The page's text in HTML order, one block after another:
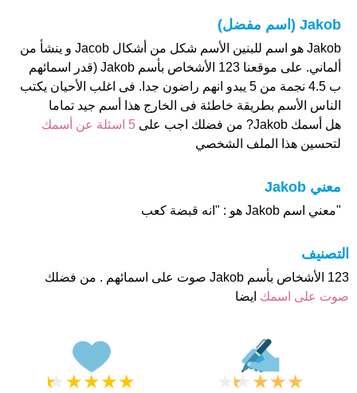
Jakob (اسم مفضل)
Jakob هو اسم للبنين الأسم شكل من أشكال Jacob و ينشأ من
ألماني. على موقعنا 123 الأشخاص بأسم Jakob (قدر اسمائهم
ب 4.5 نجمة من 5 يبدو انهم راضون جدا. فى اغلب الأحيان يكتب
الناس الأسم بطريقة خاطئة فى الخارج هذا أسم جيد تماما
هل أسمك Jakob? من فضلك اجب على
5 اسئلة عن أسمك
لتحسين هذا الملف الشخصي
معني Jakob
"معني اسم Jakob هو : "انه قبضة كعب
التصنيف
123 الأشخاص بأسم Jakob صوت على اسمائهم . من فضلك
صوت على اسمك ايضا
★
★
★
★
★ ★
★
★
★